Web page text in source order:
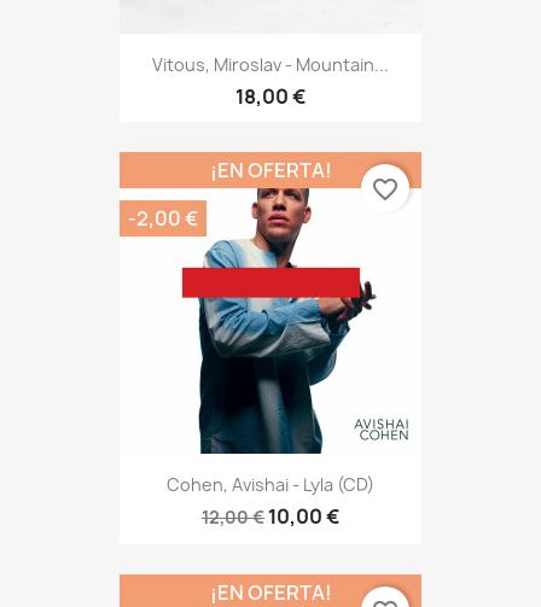
Vitous, Miroslav - Mountain...
18,00 €
Cohen, Avishai - Lyla (CD)
12,00 € 10,00 €
¡EN OFERTA!
-2,00 €
favorite_border
¡EN OFERTA!